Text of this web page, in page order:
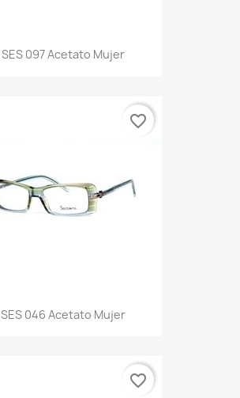
SES 097 Acetato Mujer
SES 046 Acetato Mujer
favorite_border
favorite_border